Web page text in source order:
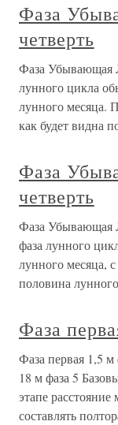
Фаза
четверть
Фаза Убывающая
лунного цикла
лунного месяца.
как будет видна
Фаза
четверть
Фаза Убывающая
фаза лунного
лунного месяца,
половина
Фаза
Фаза первая 1,5 м
18 м фаза 5
этапе
составлять